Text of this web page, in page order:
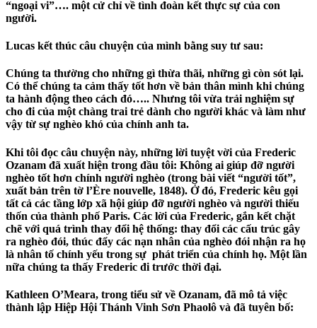
“ngoại vi”…. một cử chỉ về tình đoàn kết thực sự của con
người.
Lucas kết thúc câu chuyện của mình bằng suy tư sau:
Chúng ta thường cho những gì thừa thãi, những gì còn sót lại.
Có thể chúng ta cảm thấy tốt hơn về bản thân mình khi chúng
ta hành động theo cách đó….. Nhưng tôi vừa trải nghiệm sự
cho đi của một chàng trai trẻ dành cho người khác và làm như
vậy từ sự nghèo khó của chính anh ta.
Khi tôi đọc câu chuyện này, những lời tuyệt vời của Frederic
Ozanam đã xuất hiện trong đầu tôi: Không ai giúp đỡ người
nghèo tốt hơn chính người nghèo (trong bài viết “người tốt”,
xuất bản trên tờ l’Ère nouvelle, 1848). Ở đó, Frederic kêu gọi
tất cả các tầng lớp xã hội giúp đỡ người nghèo và người thiếu
thốn của thành phố Paris. Các lời của Frederic, gắn kết chặt
chẽ với quá trình thay đổi hệ thống: thay đổi các cấu trúc gây
ra nghèo đói, thúc đẩy các nạn nhân của nghèo đói nhận ra họ
là nhân tố chính yếu trong sự phát triển của chính họ. Một lần
nữa chúng ta thấy Frederic đi trước thời đại.
Kathleen O’Meara, trong tiểu sử về Ozanam, đã mô tả việc
thành lập Hiệp Hội Thánh Vinh Sơn Phaolô và đã tuyên bố: